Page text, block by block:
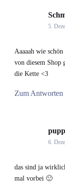
5.
Aaaaah wie
von diesem Shop
die Kette <3
Zum Antworten
6.
das sind ja
mal vorbei 🙂